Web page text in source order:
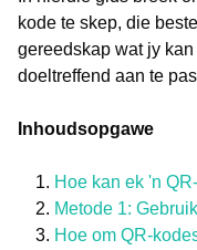
kode te skep, die
gereedskap wat jy
doeltreffend aan te
Inhoudsopgawe
Hoe kan ek 'n
Metode 1:
Hoe om QR-